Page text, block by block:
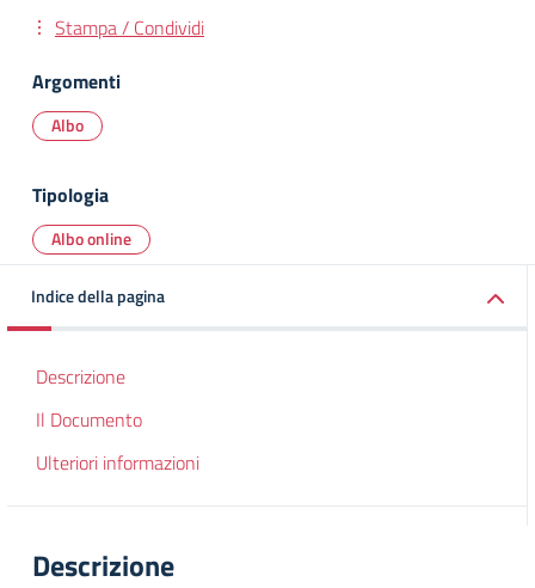
Stampa / Condividi
Argomenti
Albo
Tipologia
Albo online
Indice della pagina
Descrizione
Il Documento
Ulteriori informazioni
Descrizione